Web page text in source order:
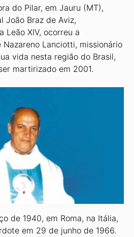
do Pilar, em Jauru (MT),
João Braz de Aviz,
Leão XIV, ocorreu a
Lanciotti, missionário
vida nesta região do Brasil,
martirizado em 2001.
de 1940, em Roma, na Itália,
em 29 de junho de 1966.